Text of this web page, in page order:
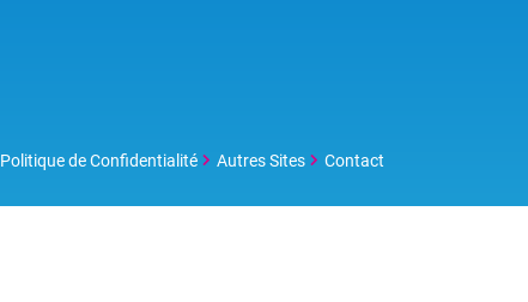
Politique de Confidentialité Autres Sites Contact